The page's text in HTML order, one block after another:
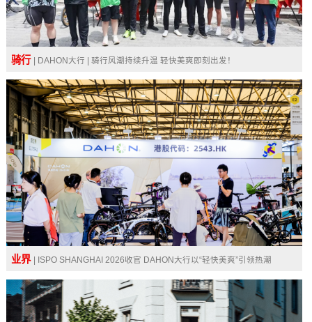
骑行 | DAHON大行 | 骑行风潮持续升温 轻快美爽即刻出发！
业界 | ISPO SHANGHAI 2026收官 DAHON大行以“轻快美爽”引领热潮